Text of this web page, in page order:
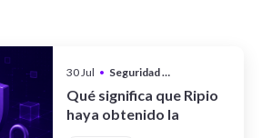
30 Jul • Seguridad y Privacidad
Qué significa que Ripio
haya obtenido la